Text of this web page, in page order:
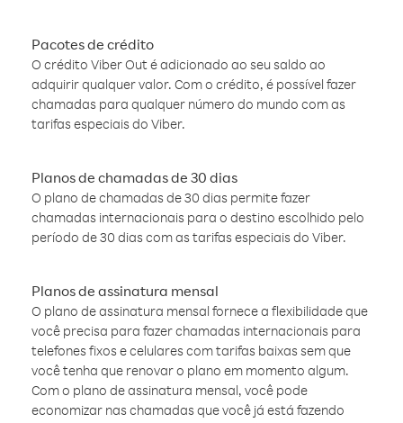
Pacotes de crédito
O crédito Viber Out é adicionado ao seu saldo ao
adquirir qualquer valor. Com o crédito, é possível fazer
chamadas para qualquer número do mundo com as
tarifas especiais do Viber.
Planos de chamadas de 30 dias
O plano de chamadas de 30 dias permite fazer
chamadas internacionais para o destino escolhido pelo
período de 30 dias com as tarifas especiais do Viber.
Planos de assinatura mensal
O plano de assinatura mensal fornece a flexibilidade que
você precisa para fazer chamadas internacionais para
telefones fixos e celulares com tarifas baixas sem que
você tenha que renovar o plano em momento algum.
Com o plano de assinatura mensal, você pode
economizar nas chamadas que você já está fazendo